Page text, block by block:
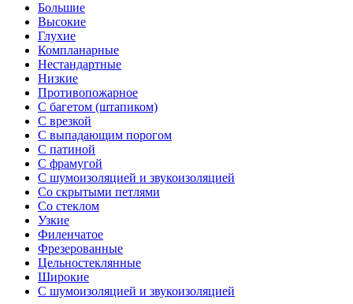
Большие
Высокие
Глухие
Компланарные
Нестандартные
Низкие
Противопожарное
С багетом (штапиком)
С врезкой
С выпадающим порогом
С патиной
С фрамугой
С шумоизоляцией и звукоизоляцией
Со скрытыми петлями
Со стеклом
Узкие
Филенчатое
Фрезерованные
Цельностеклянные
Широкие
С шумоизоляцией и звукоизоляцией